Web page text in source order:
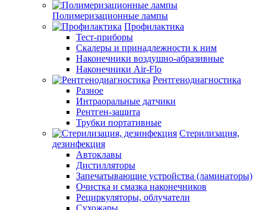
Полимеризационные лампы
Профилактика
Тест-приборы
Скалеры и принадлежности к ним
Наконечники воздушно-абразивные
Наконечники Air-Flo
Рентгенодиагностика
Разное
Интраоральные датчики
Рентген-защита
Трубки портативные
Стерилизация,
дезинфекция
Автоклавы
Дистилляторы
Запечатывающие устройства (ламинаторы)
Очистка и смазка наконечников
Рециркуляторы, облучатели
Сухожары